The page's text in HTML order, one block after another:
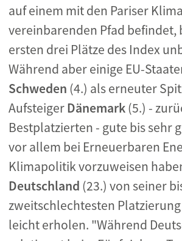
auf einem mit den Pariser
vereinbarenden Pfad befindet,
ersten drei Plätze des Index
Während aber einige EU-
Schweden (4.) als erneuter
AufsteigerDänemark(5.) -
Bestplatzierten - gute bis sehr
vor allem bei Erneuerbaren
Klimapolitik vorzuweisen
Deutschland (23.) von seiner
zweitschlechtesten
leicht erholen. "Während